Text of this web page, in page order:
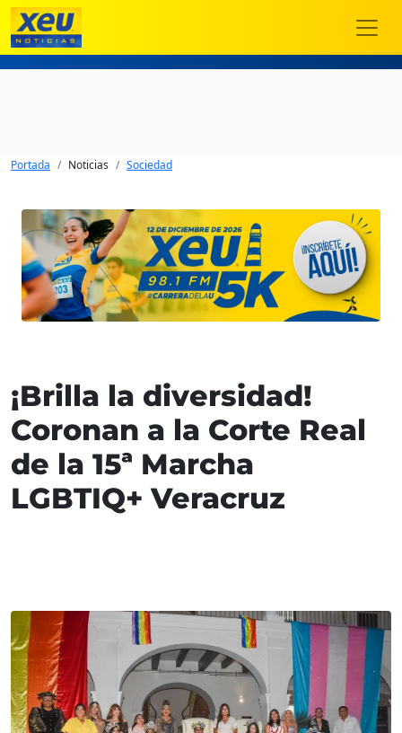
Portada Noticias Sociedad
¡Brilla la diversidad!
Coronan a la Corte Real
de la 15ª Marcha
LGBTIQ+ Veracruz